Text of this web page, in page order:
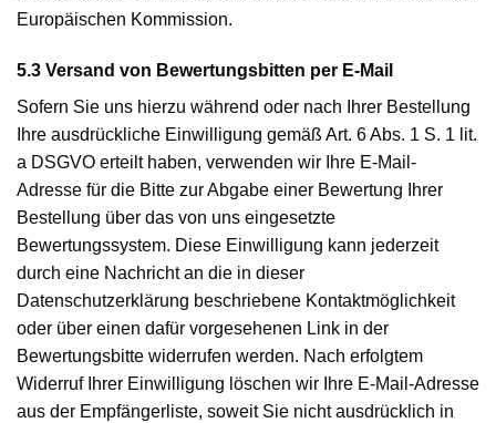
Europäischen Kommission.
5.3 Versand von Bewertungsbitten per E-Mail
Sofern Sie uns hierzu während oder nach Ihrer Bestellung
Ihre ausdrückliche Einwilligung gemäß Art. 6 Abs. 1 S. 1 lit.
a DSGVO erteilt haben, verwenden wir Ihre E-Mail-
Adresse für die Bitte zur Abgabe einer Bewertung Ihrer
Bestellung über das von uns eingesetzte
Bewertungssystem. Diese Einwilligung kann jederzeit
durch eine Nachricht an die in dieser
Datenschutzerklärung beschriebene Kontaktmöglichkeit
oder über einen dafür vorgesehenen Link in der
Bewertungsbitte widerrufen werden. Nach erfolgtem
Widerruf Ihrer Einwilligung löschen wir Ihre E-Mail-Adresse
aus der Empfängerliste, soweit Sie nicht ausdrücklich in